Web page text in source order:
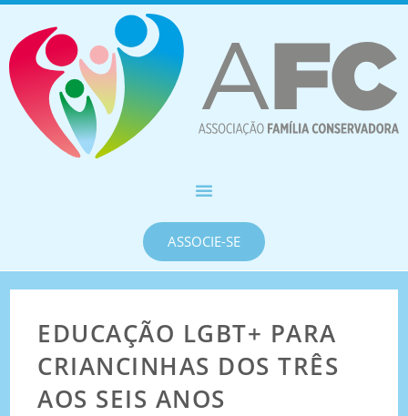
ASSOCIE-SE
EDUCAÇÃO LGBT+ PARA
CRIANCINHAS DOS TRÊS
AOS SEIS ANOS